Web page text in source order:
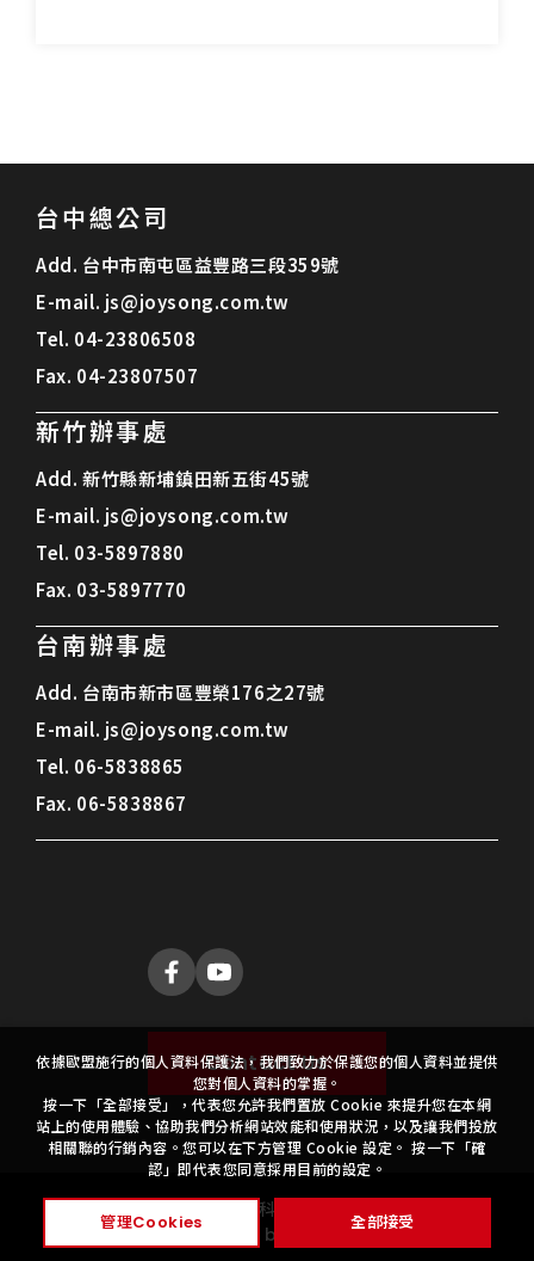
台中總公司
Add. 台中市南屯區益豐路三段359號
E-mail. js@joysong.com.tw
Tel. 04-23806508
Fax. 04-23807507
新竹辦事處
Add. 新竹縣新埔鎮田新五街45號
E-mail. js@joysong.com.tw
Tel. 03-5897880
Fax. 03-5897770
台南辦事處
Add. 台南市新市區豐榮176之27號
E-mail. js@joysong.com.tw
Tel. 06-5838865
Fax. 06-5838867
Contact Us
Copyright © 昭松科技
All Rights Reserved.
Design
by
依據歐盟施行的個人資料保護法，我們致力於保護您的個人資料並提供
您對個人資料的掌握。
按一下「全部接受」，代表您允許我們置放 Cookie 來提升您在本網
站上的使用體驗、協助我們分析網站效能和使用狀況，以及讓我們投放
相關聯的行銷內容。您可以在下方管理 Cookie 設定。 按一下「確
認」即代表您同意採用目前的設定。
管理Cookies 全部接受